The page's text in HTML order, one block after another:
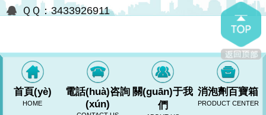
ＱＱ：3433926911
首頁(yè)
HOME
電話(huà)咨詢
(xún)
關(guān)于我
們
消泡劑百寶箱
PRODUCT CENTER